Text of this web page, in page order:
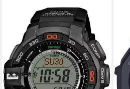
CASIO PRO TREK
Chronograph PRG-270-1ER,
Quarzuhr, Armbanduhr,
Herrenuhr, Funk, Solar,
Stoppfunktion, Weltzeit
(6)
177,11 € UVP199,00 €